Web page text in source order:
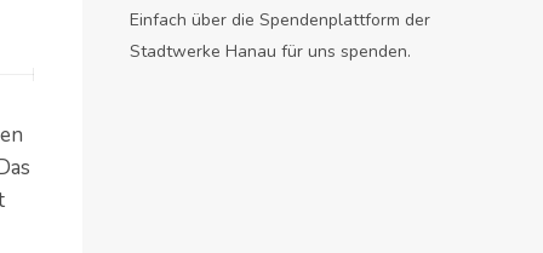
Einfach über die Spendenplattform der
Stadtwerke Hanau für uns spenden.